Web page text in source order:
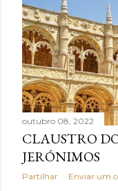
outubro 08, 2022
CLAUSTRO
JERÓNIMOS
Partilhar Enviar um